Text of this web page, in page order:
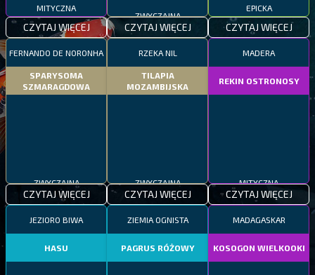
MITYCZNA
CZYTAJ WIĘCEJ CZYTAJ WIĘCEJ
EPICKA
CZYTAJ WIĘCEJ
FERNANDO DE NORONHA
SPARYSOMA
SZMARAGDOWA
CZYTAJ WIĘCEJ
RZEKA NIL
TILAPIA
MOZAMBIJSKA
CZYTAJ WIĘCEJ
MADERA
REKIN OSTRONOSY
CZYTAJ WIĘCEJ
JEZIORO BIWA
HASU
ZIEMIA OGNISTA
PAGRUS RÓŻOWY
MADAGASKAR
KOSOGON WIELKOOKI